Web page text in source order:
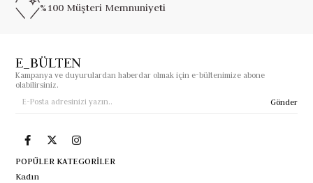
%100 Müşteri Memnuniyeti
E_BÜLTEN
Kampanya ve duyurulardan haberdar olmak için e-bültenimize abone
olabilirsiniz.
Gönder
POPÜLER KATEGORİLER
Kadın